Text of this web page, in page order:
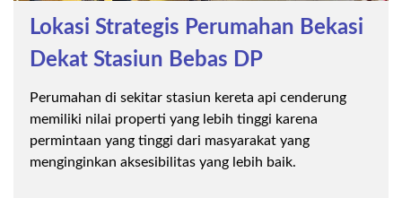
Lokasi Strategis Perumahan Bekasi
Dekat Stasiun Bebas DP
Perumahan di sekitar stasiun kereta api cenderung
memiliki nilai properti yang lebih tinggi karena
permintaan yang tinggi dari masyarakat yang
menginginkan aksesibilitas yang lebih baik.